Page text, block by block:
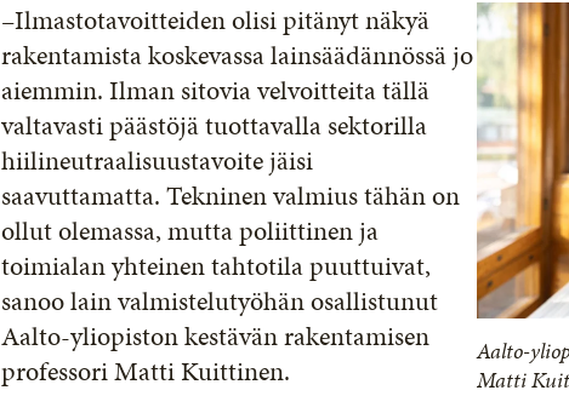
–Ilmastotavoitteiden olisi pitänyt näkyä
rakentamista koskevassa lainsäädännössä jo
aiemmin. Ilman sitovia velvoitteita tällä
valtavasti päästöjä tuottavalla sektorilla
hiilineutraalisuustavoite jäisi
saavuttamatta. Tekninen valmius tähän on
ollut olemassa, mutta poliittinen ja
toimialan yhteinen tahtotila puuttuivat,
sanoo lain valmistelutyöhän osallistunut
Aalto-yliopiston kestävän rakentamisen
professori Matti Kuittinen.
Aalto-
Matti